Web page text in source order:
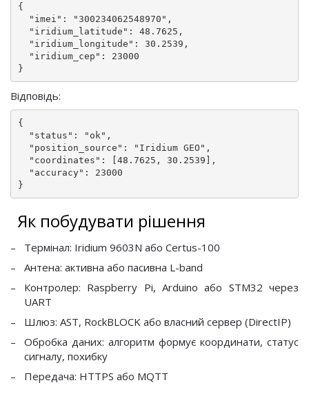
{
  "imei": "300234062548970",
  "iridium_latitude": 48.7625,
  "iridium_longitude": 30.2539,
  "iridium_cep": 23000
}
Відповідь:
{
  "status": "ok",
  "position_source": "Iridium GEO",
  "coordinates": [48.7625, 30.2539],
  "accuracy": 23000
}
Як побудувати рішення
Термінал: Iridium 9603N або Certus-100
Антена: активна або пасивна L-band
Контролер: Raspberry Pi, Arduino або STM32 через
UART
Шлюз: AST, RockBLOCK або власний сервер (DirectIP)
Обробка даних: алгоритм формує координати, статус
сигналу, похибку
Передача: HTTPS або MQTT